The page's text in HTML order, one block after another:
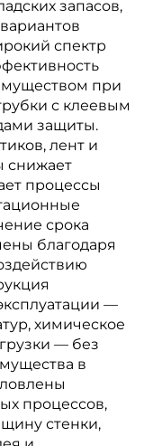
запасов,
спектр
при
с клеевым
защиты.
лент и
снижает
процессы
срока
благодаря
—
химическое
— без
в
процессов,
стенки,